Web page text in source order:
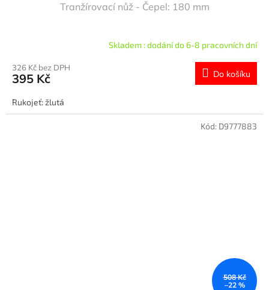
Tranžírovací nůž - Čepel: 180 mm
Skladem : dodání do 6-8 pracovních dní
326 Kč bez DPH
395 Kč Do košíku
Rukojeť: žlutá
508 Kč
–22 %
Kód: D9777883